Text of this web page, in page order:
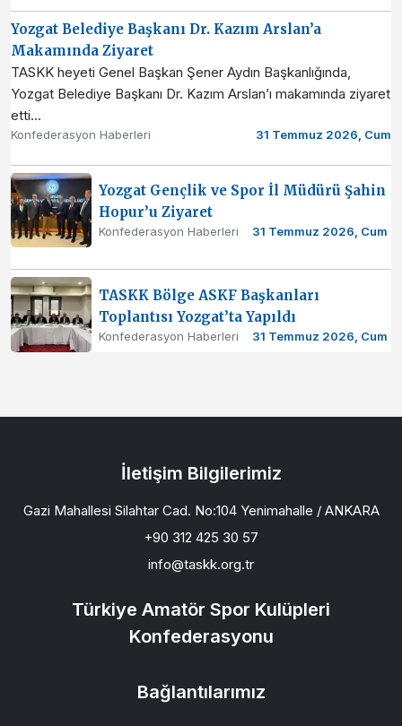
Yozgat Belediye Başkanı Dr. Kazım Arslan’a
Makamında Ziyaret
TASKK heyeti Genel Başkan Şener Aydın Başkanlığında,
Yozgat Belediye Başkanı Dr. Kazım Arslan’ı makamında ziyaret
etti...
Konfederasyon Haberleri 31 Temmuz 2026, Cum
Yozgat Gençlik ve Spor İl Müdürü Şahin
Hopur’u Ziyaret
Konfederasyon Haberleri 31 Temmuz 2026, Cum
TASKK Bölge ASKF Başkanları
Toplantısı Yozgat’ta Yapıldı
Konfederasyon Haberleri 31 Temmuz 2026, Cum
İletişim Bilgilerimiz
Gazi Mahallesi Silahtar Cad. No:104 Yenimahalle / ANKARA
+90 312 425 30 57
info@taskk.org.tr
Türkiye Amatör Spor Kulüpleri
Konfederasyonu
Bağlantılarımız